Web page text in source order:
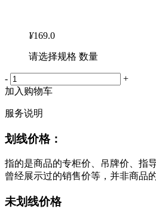
¥169.0
请选择规格 数量
-
+
加入购物车
服务说明
划线价格：
指的是商品的专柜价、吊牌价、指
曾经展示过的销售价等，并非商品
未划线价格